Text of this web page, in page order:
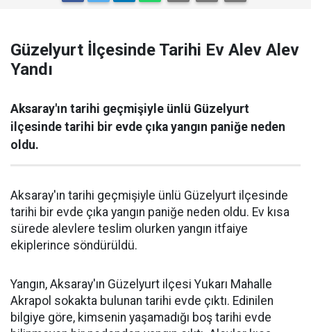
Güzelyurt İlçesinde Tarihi Ev Alev Alev
Yandı
Aksaray'ın tarihi geçmişiyle ünlü Güzelyurt
ilçesinde tarihi bir evde çıka yangın paniğe neden
oldu.
Aksaray'ın tarihi geçmişiyle ünlü Güzelyurt ilçesinde
tarihi bir evde çıka yangın paniğe neden oldu. Ev kısa
sürede alevlere teslim olurken yangın itfaiye
ekiplerince söndürüldü.
Yangın, Aksaray'ın Güzelyurt ilçesi Yukarı Mahalle
Akrapol sokakta bulunan tarihi evde çıktı. Edinilen
bilgiye göre, kimsenin yaşamadığı boş tarihi evde